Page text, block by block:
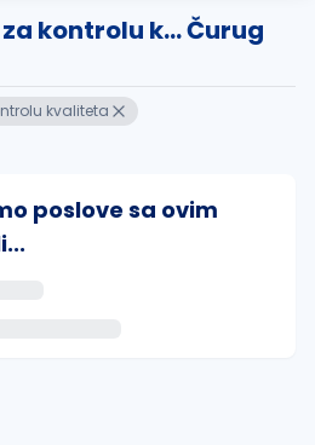
kontrolu k... Čurug
kvaliteta
poslove sa ovim